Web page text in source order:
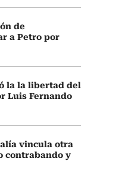
de
a Petro por
la la libertad del
Luis Fernando
vincula otra
contrabando y